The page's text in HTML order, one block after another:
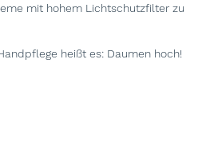
mit hohem Lichtschutzfilter zu
heißt es: Daumen hoch!